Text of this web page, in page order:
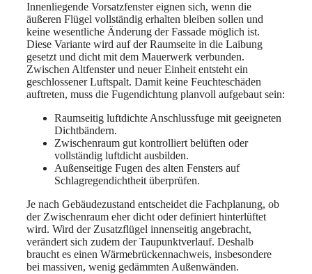
Innenliegende Vorsatzfenster eignen sich, wenn die
äußeren Flügel vollständig erhalten bleiben sollen und
keine wesentliche Änderung der Fassade möglich ist.
Diese Variante wird auf der Raumseite in die Laibung
gesetzt und dicht mit dem Mauerwerk verbunden.
Zwischen Altfenster und neuer Einheit entsteht ein
geschlossener Luftspalt. Damit keine Feuchteschäden
auftreten, muss die Fugendichtung planvoll aufgebaut sein:
Raumseitig luftdichte Anschlussfuge mit geeigneten
Dichtbändern.
Zwischenraum gut kontrolliert belüften oder
vollständig luftdicht ausbilden.
Außenseitige Fugen des alten Fensters auf
Schlagregendichtheit überprüfen.
Je nach Gebäudezustand entscheidet die Fachplanung, ob
der Zwischenraum eher dicht oder definiert hinterlüftet
wird. Wird der Zusatzflügel innenseitig angebracht,
verändert sich zudem der Taupunktverlauf. Deshalb
braucht es einen Wärmebrückennachweis, insbesondere
bei massiven, wenig gedämmten Außenwänden.